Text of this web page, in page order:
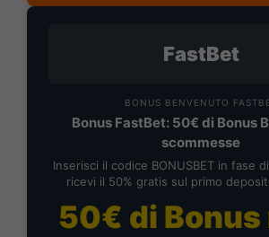
FastBet
BONUS BENVENUTO
Bonus FastBet: 50€ di Bonus
scommesse
Inserisci il codice BONUSBET in fase
ricevi il 50% gratis sul primo
50€ di Bonus